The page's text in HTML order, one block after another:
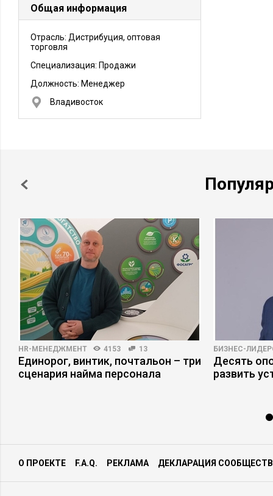
Общая информация
Отрасль: Дистрибуция, оптовая
торговля
Специализация: Продажи
Должность: Менеджер
Владивосток
HR-МЕНЕДЖМЕНТ 4153 13
Единорог, винтик, почтальон – три
сценария найма персонала
БИЗНЕС-
Десять
развить
О ПРОЕКТЕ F.A.Q. РЕКЛАМА ДЕКЛАРАЦИЯ